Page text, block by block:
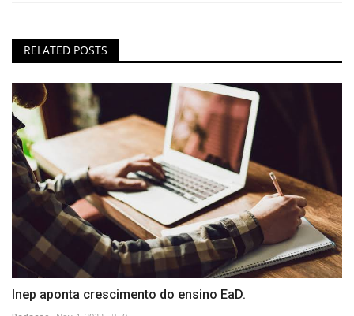
RELATED POSTS
Inep aponta crescimento do ensino EaD.